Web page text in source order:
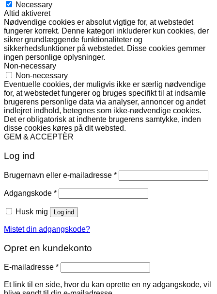
Necessary
Altid aktiveret
Nødvendige cookies er absolut vigtige for, at webstedet
fungerer korrekt. Denne kategori inkluderer kun cookies, der
sikrer grundlæggende funktionaliteter og
sikkerhedsfunktioner på webstedet. Disse cookies gemmer
ingen personlige oplysninger.
Non-necessary
Non-necessary
Eventuelle cookies, der muligvis ikke er særlig nødvendige
for, at webstedet fungerer og bruges specifikt til at indsamle
brugerens personlige data via analyser, annoncer og andet
indlejret indhold, betegnes som ikke-nødvendige cookies.
Det er obligatorisk at indhente brugerens samtykke, inden
disse cookies køres på dit websted.
GEM & ACCEPTÈR
Log ind
Brugernavn eller e-mailadresse *Påkrævet
Adgangskode *Påkrævet
Husk mig Log ind
Mistet din adgangskode?
Opret en kundekonto
E-mailadresse *Påkrævet
Et link til en side, hvor du kan oprette en ny adgangskode, vil